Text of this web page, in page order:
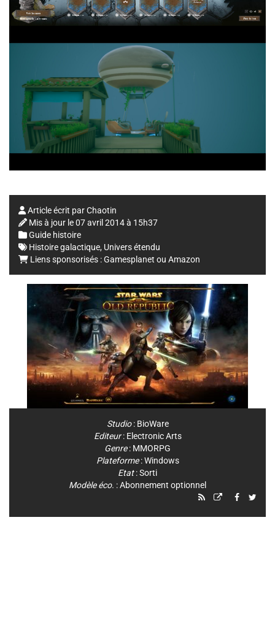
Article écrit parChaotin
Mis à jour le07 avril 2014 à 15h37
Guide histoire
Histoire galactique, Univers étendu
Liens sponsorisés :Gamesplanet ou Amazon
Studio: BioWare
Editeur: Electronic Arts
Genre: MMORPG
Plateforme:Windows
Etat: Sorti
Modèle éco. : Abonnement optionnel